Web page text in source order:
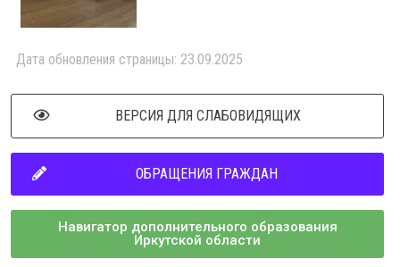
Дата обновления страницы: 23.09.2025
ВЕРСИЯ ДЛЯ СЛАБОВИДЯЩИХ
ОБРАЩЕНИЯ ГРАЖДАН
Навигатор дополнительного образования
Иркутской области